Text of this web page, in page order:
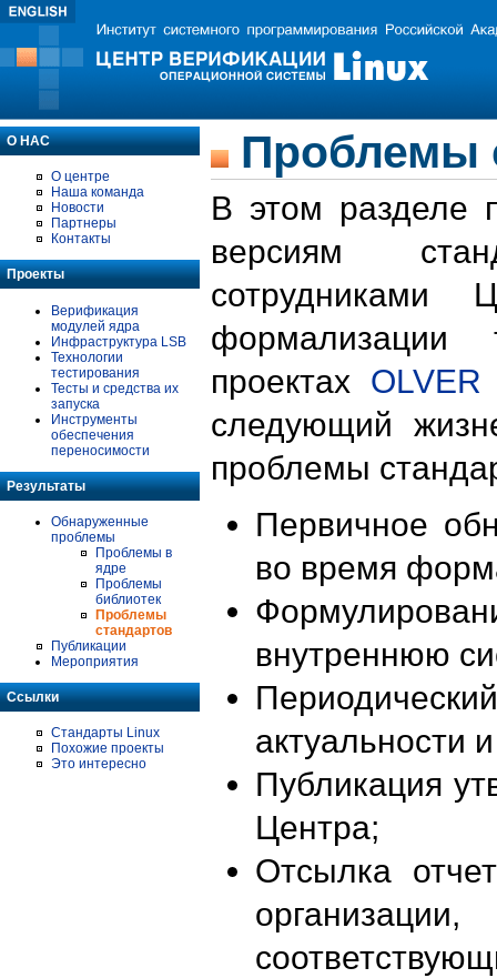
О НАС
О центре
Наша команда
Новости
Партнеры
Контакты
Проекты
Верификация
модулей ядра
Инфраструктура LSB
Технологии
тестирования
Тесты и средства их
запуска
Инструменты
обеспечения
переносимости
Результаты
Обнаруженные
проблемы
Проблемы в
ядре
Проблемы
библиотек
Проблемы
стандартов
Публикации
Мероприятия
Ссылки
Стандарты Linux
Похожие проекты
Это интересно
Проблемы
В этом разделе
версиям
формализации
проектах OLVER
следующий
проблемы
Первичное
во время
внутреннюю
актуальности
Публикация
Центра;
Отсылка